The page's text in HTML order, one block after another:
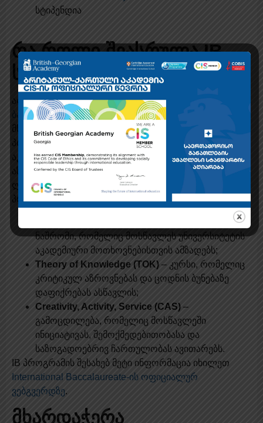
სტიპენდია
რა როლი შეასრულა IB
სადიპლომო პროგრამამ
ალმუჰამედის წარმატების საფუძველი
ბაკალავრიატის (IB) სადიპლომო პროგრამაა
მსოფლიოს წამყვანი უნივერსიტეტები აღიარებენ.
პროგრამა მოსწავლეს არა მხოლოდ ღრმა
აკადემიურ ცოდნას სთავაზობს, არამედ კრიტიკულ
აზროვნებას, დამოუკიდებლად კვლევასა და
ლიდერობას ასწავლის. განსაკუთრებით ღირებულია
პროგრამის სამი კომპონენტი:
– დამოუკიდებელი კვლევითი
ნაშრომი, რომელიც მოსწავლეს უნივერსიტეტის
აკადემიური მოთხოვნებისთვის ამზადებს;
Theory of Knowledge (TOK) – კურსი, რომელიც
კრიტიკულ აზროვნებას და ცოდნის ბუნებაზე
დაფიქრებას ასწავლის;
Creativity, Activity, Service (CAS) –
გამოცდილება, რომელიც მოსწავლეში
ინიციატივას, შემოქმედებითობასა და
საზოგადოებრივ ჩართულობას ავითარებს.
IB პროგრამის შესახებ მეტი ინფორმაცია იხილეთ
International Baccalaureate-ის ოფიციალურ
ვებგვერდზე.
მხარდაჭერა